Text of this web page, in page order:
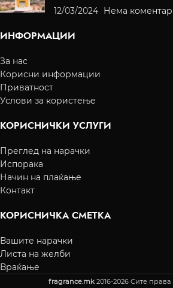
12/03/2024 Нема
ИНФОРМАЦИИ
За нас
Корисни информации
Приватност
Услови за користење
КОРИСНИЧКИ УСЛУГИ
Преглед на нарачки
Испорака
Начин на плаќање
Контакт
КОРИСНИЧКА СМЕТКА
Вашите нарачки
Листа на желби
Враќање
fragrance.mk 2016-2026 Сите